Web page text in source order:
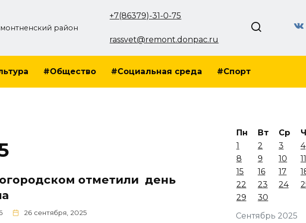
район
+7(86379)-31-0-75
rassvet@remont.donpac.ru
#Общество #Социальная среда #Спорт
отметили день
26 сентября, 2025 Сентябрь 2025
Пн Вт Ср
1
2 3 4
8
9 10 11
15
16 17
22
23 24
29
30